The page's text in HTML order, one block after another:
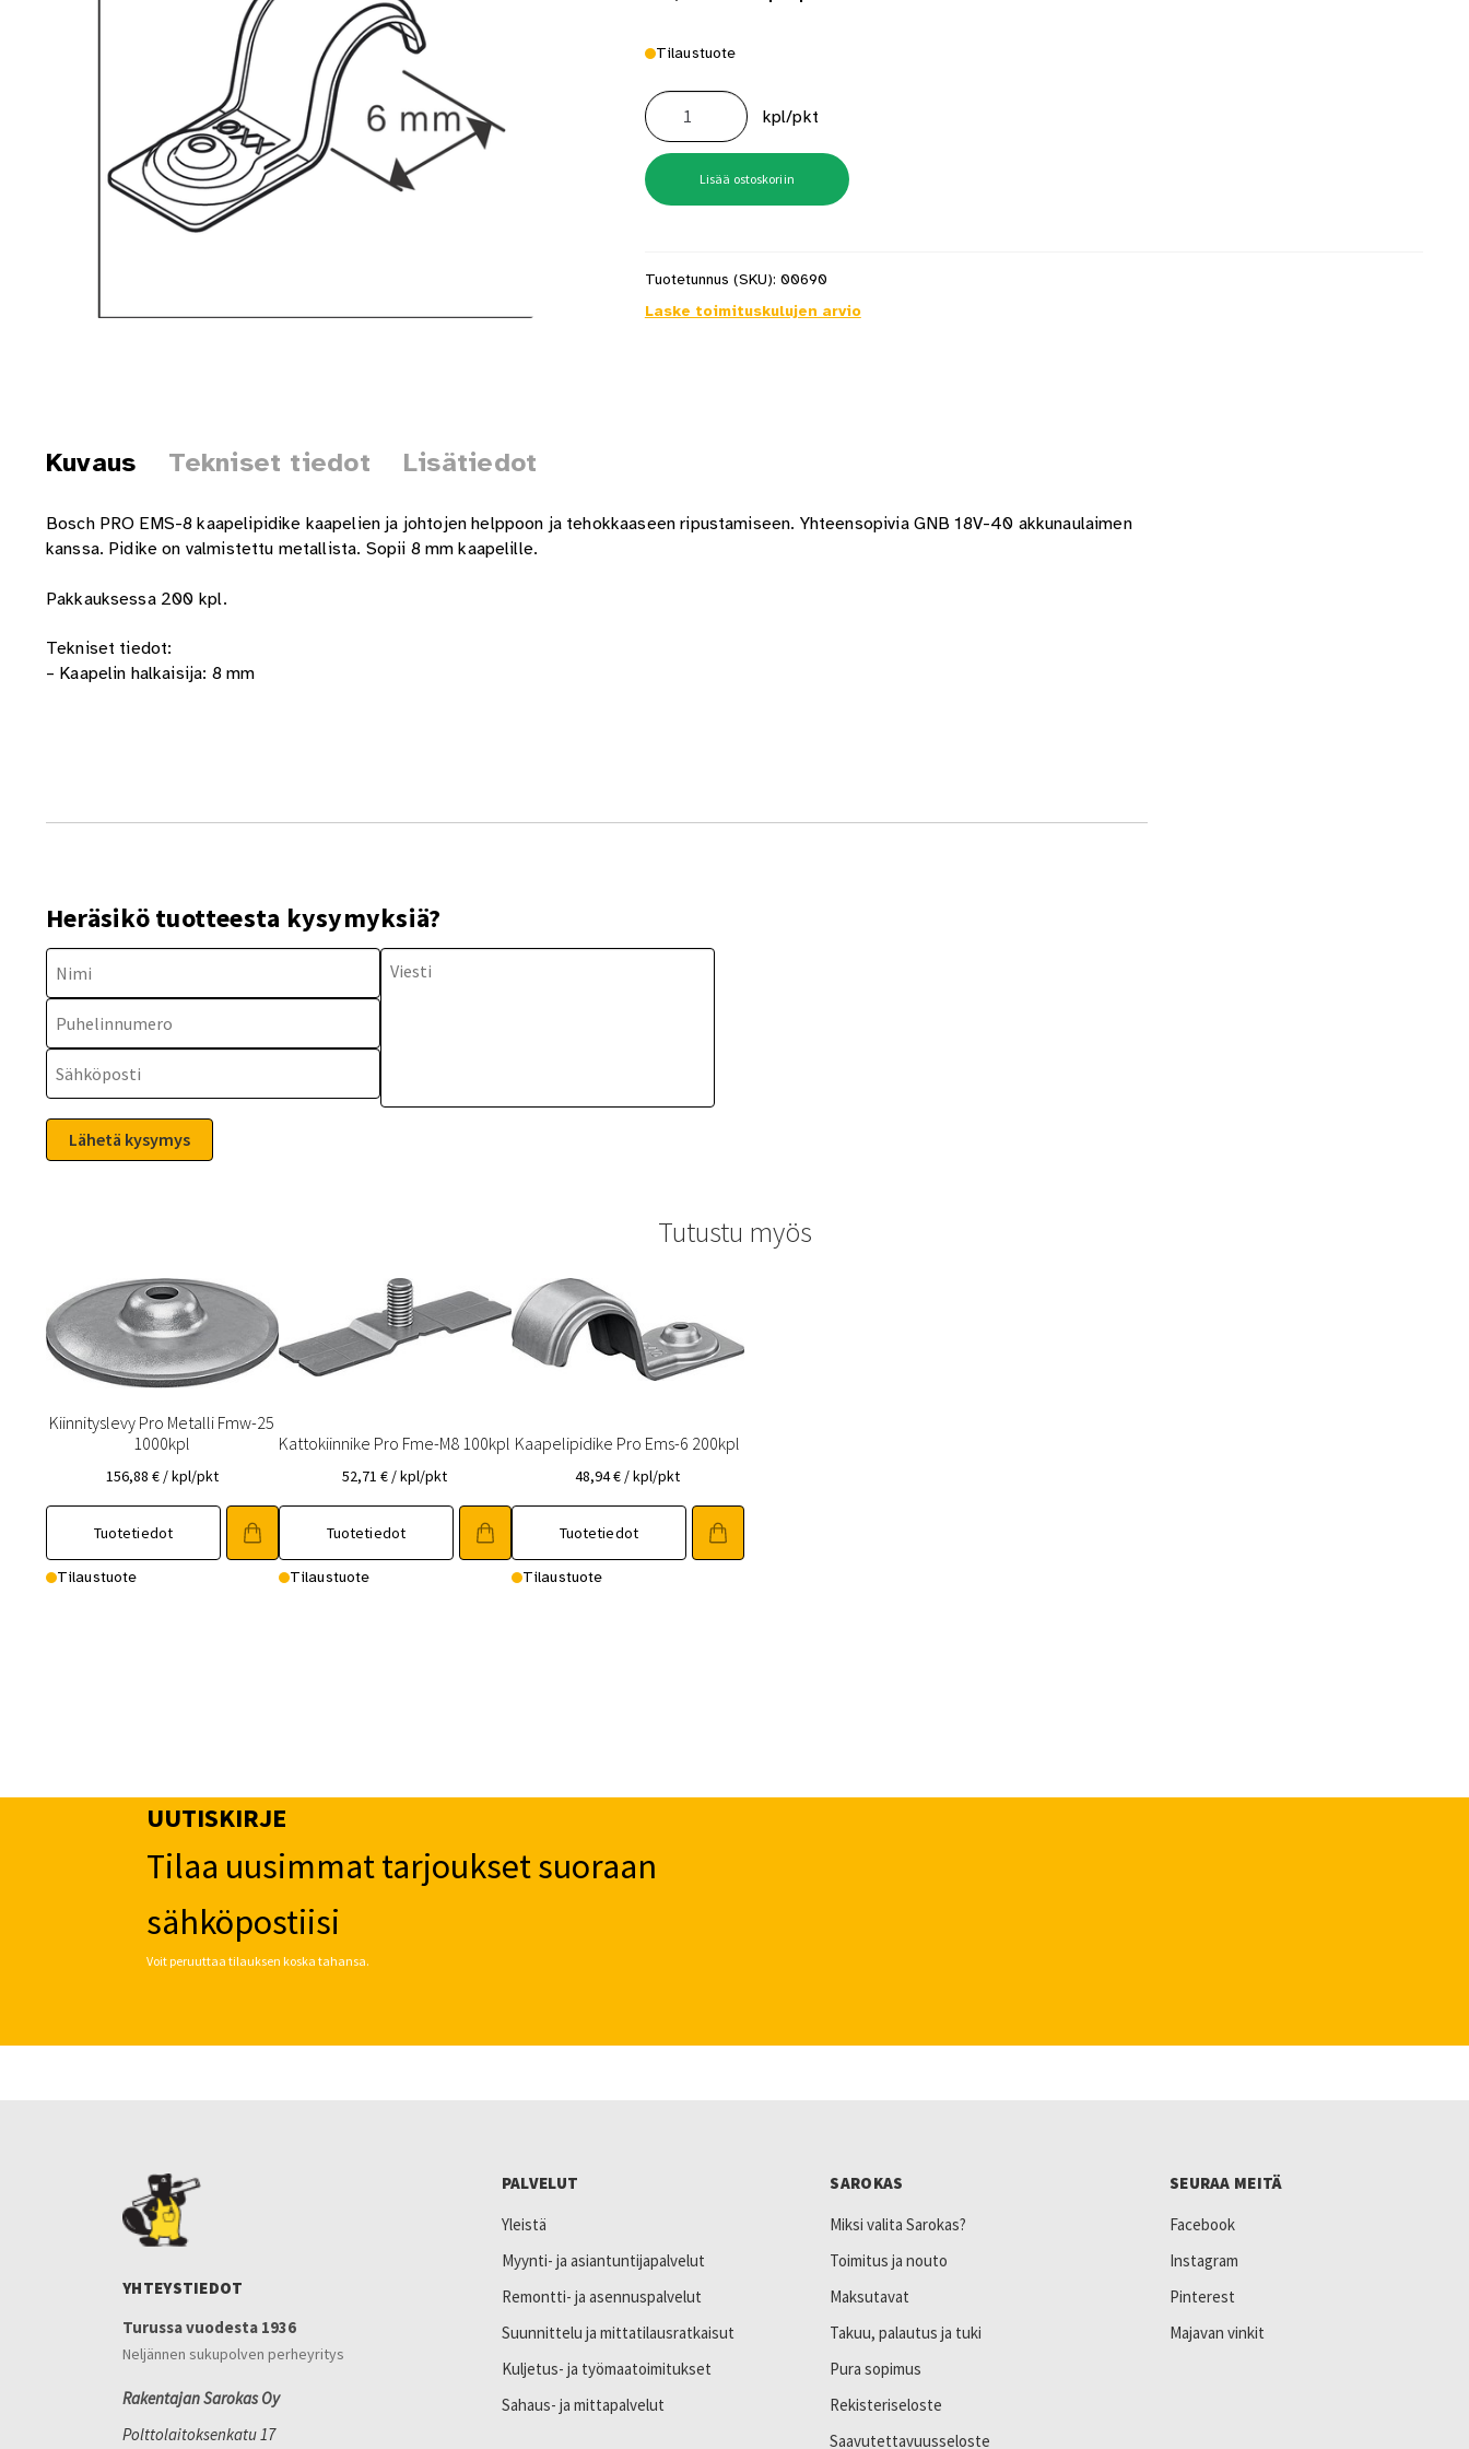
Tilaustuote
Kaapelipidike
Pro
Ems-
8
200kpl
määrä
kpl/pkt
Lisää ostoskoriin
Tuotetunnus (SKU): 00690
Laske toimituskulujen arvio
Kuvaus Tekniset tiedot Lisätiedot
Bosch PRO EMS-8 kaapelipidike kaapelien ja johtojen helppoon ja tehokkaaseen ripustamiseen. Yhteensopivia GNB 18V-40 akkunaulaimen
kanssa. Pidike on valmistettu metallista. Sopii 8 mm kaapelille.
Pakkauksessa 200 kpl.
Tekniset tiedot:
– Kaapelin halkaisija: 8 mm
Heräsikö tuotteesta kysymyksiä?
Tutustu myös
Kiinnityslevy Pro Metalli Fmw-25
1000kpl
156,88 € / kpl/pkt
Tuotetiedot
Tilaustuote
Kattokiinnike Pro Fme-M8 100kpl
52,71€ / kpl/pkt
Tuotetiedot
Tilaustuote
Kaapelipidike Pro Ems-6 200kpl
48,94€ / kpl/pkt
Tuotetiedot
Tilaustuote
UUTISKIRJE
Tilaa uusimmat tarjoukset suoraan
sähköpostiisi
Voit peruuttaa tilauksen koska tahansa.
YHTEYSTIEDOT
Turussa vuodesta 1936
Neljännen sukupolven perheyritys
Rakentajan Sarokas Oy
Polttolaitoksenkatu 17
PALVELUT
Yleistä
Myynti- ja asiantuntijapalvelut
Remontti- ja asennuspalvelut
Suunnittelu ja mittatilausratkaisut
Kuljetus- ja työmaatoimitukset
Sahaus- ja mittapalvelut
SAROKAS
Miksi valita Sarokas?
Toimitus ja nouto
Maksutavat
Takuu, palautus ja tuki
Pura sopimus
Rekisteriseloste
Saavutettavuusseloste
SEURAA MEITÄ
Facebook
Instagram
Pinterest
Majavan vinkit